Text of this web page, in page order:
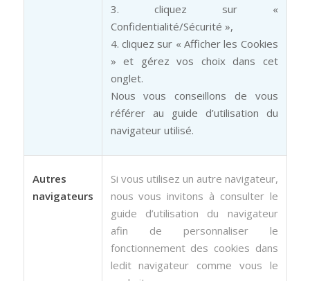
3. cliquez sur «
Confidentialité/Sécurité »,
4. cliquez sur « Afficher les Cookies
» et gérez vos choix dans cet
onglet.
Nous vous conseillons de vous
référer au guide d’utilisation du
navigateur utilisé.
Autres
navigateurs
Si vous utilisez un autre navigateur,
nous vous invitons à consulter le
guide d’utilisation du navigateur
afin de personnaliser le
fonctionnement des cookies dans
ledit navigateur comme vous le